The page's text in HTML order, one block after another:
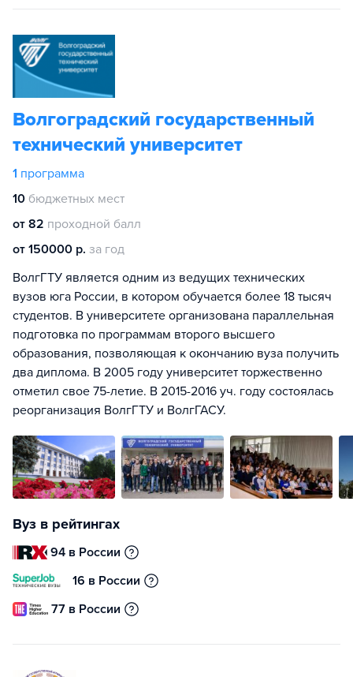
Волгоградский государственный
технический университет
1 программа
10 бюджетных мест
от 82 проходной балл
от 150000 р. за год
ВолгГТУ является одним из ведущих технических
вузов юга России, в котором обучается более 18 тысяч
студентов. В университете организована параллельная
подготовка по программам второго высшего
образования, позволяющая к окончанию вуза получить
два диплома. В 2005 году университет торжественно
отметил свое 75-летие. В 2015-2016 уч. году состоялась
реорганизация ВолгГТУ и ВолгГАСУ.
Вуз в рейтингах
94 в России
16 в России
77 в России